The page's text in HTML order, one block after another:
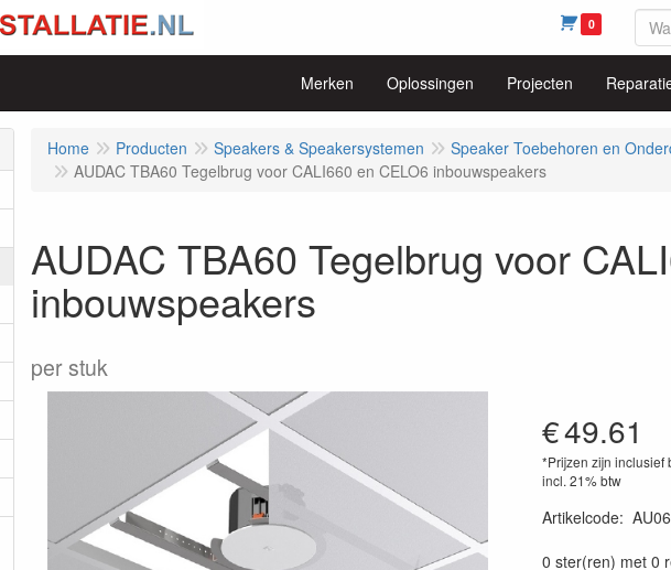
0
Merken Oplossingen Projecten
Home Producten Speakers & Speakersystemen Speaker Toebehoren en
AUDAC TBA60 Tegelbrug voor CALI660 en CELO6 inbouwspeakers
AUDAC TBA60 Tegelbrug voor
inbouwspeakers
per stuk
€49.61
*Prijzen zijn inclusief
incl. 21% btw
Artikelcode:
0 ster(ren) met 0